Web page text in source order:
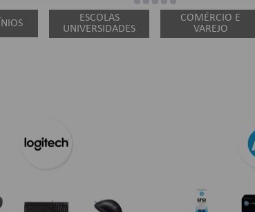
ESCOLAS
UNIVERSIDADES
COMÉRCIO E
VAREJO